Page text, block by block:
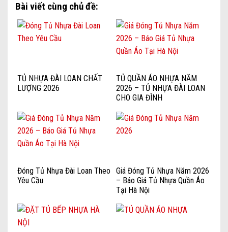
Bài viết cùng chủ đề:
TỦ NHỰA ĐÀI LOAN CHẤT
LƯỢNG 2026
TỦ QUẦN ÁO NHỰA NĂM
2026 – TỦ NHỰA ĐÀI LOAN
CHO GIA ĐÌNH
Đóng Tủ Nhựa Đài Loan Theo
Yêu Cầu
Giá Đóng Tủ Nhựa Năm 2026
– Báo Giá Tủ Nhựa Quần Áo
Tại Hà Nội